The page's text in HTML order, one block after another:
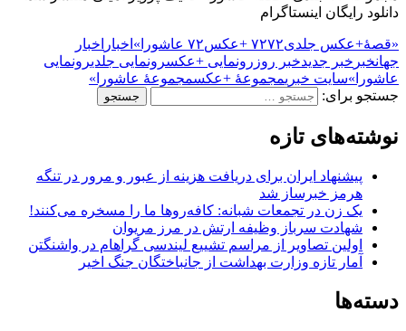
دانلود رایگان اینستاگرام
«قصۀ+عکس جلدی ۷۲۷۲ +عکس ۷۲ عاشورا» اخبار اخبار
جهانخبر خبر جدیدخبر روز رونمایی +عکسرونمایی جلدیرونمایی
عاشورا»سایت خبریمجموعۀ +عکسمجموعۀ عاشورا»
جستجو برای:
نوشته‌های تازه
پیشنهاد ایران برای دریافت هزینه از عبور و مرور در تنگه
هرمز خبرساز شد
یک زن در تجمعات شبانه: کافه‌روها ما را مسخره می‌کنند!
شهادت سرباز وظیفه ارتش در مرز مریوان
اولین تصاویر از مراسم تشییع لیندسی گراهام در واشنگتن
آمار تازه وزارت بهداشت از جانباختگان جنگ اخیر
دسته‌ها